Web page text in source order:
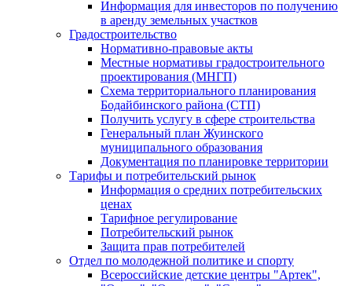
Информация для инвесторов по получению
в аренду земельных участков
Градостроительство
Нормативно-правовые акты
Местные нормативы градостроительного
проектирования (МНГП)
Схема территориального планирования
Бодайбинского района (СТП)
Получить услугу в сфере строительства
Генеральный план Жуинского
муниципального образования
Документация по планировке территории
Тарифы и потребительский рынок
Информация о средних потребительских
ценах
Тарифное регулирование
Потребительский рынок
Защита прав потребителей
Отдел по молодежной политике и спорту
Всероссийские детские центры "Артек",